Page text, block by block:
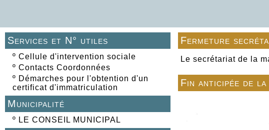
Services et N° utiles
º Cellule d'intervention sociale
º Contacts Coordonnées
º Démarches pour l'obtention d'un
certificat d'immatriculation
Municipalité
º LE CONSEIL MUNICIPAL
Fermeture
Le secrétariat de la
Fin anticipée de